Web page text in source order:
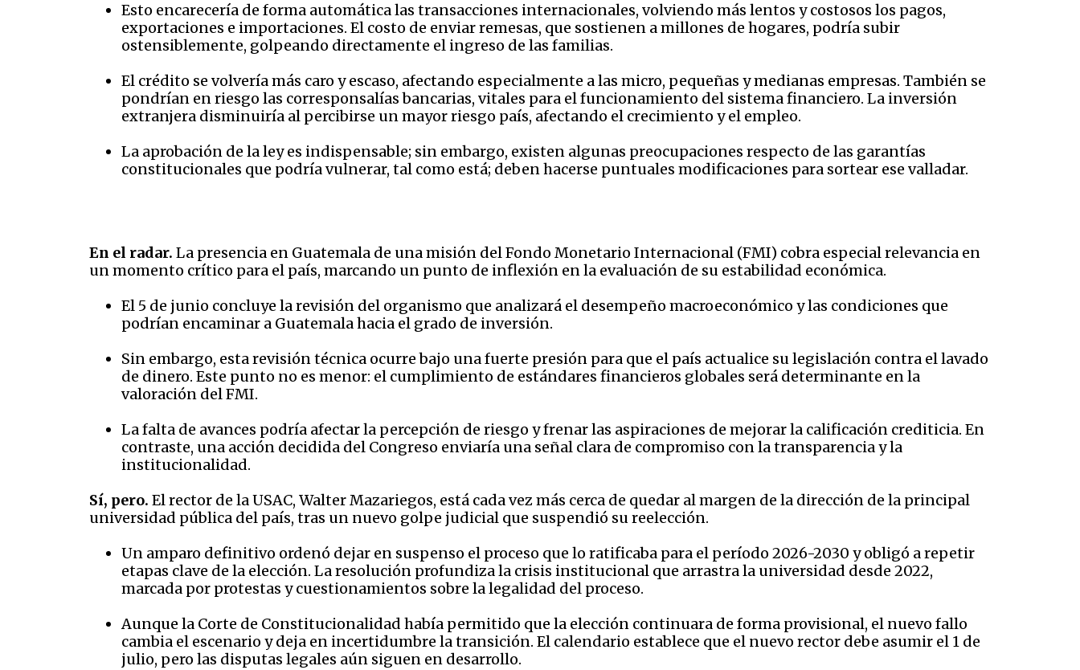
Esto encarecería de forma automática las transacciones internacionales, volviendo más lentos y costosos los pagos,
exportaciones e importaciones. El costo de enviar remesas, que sostienen a millones de hogares, podría subir
ostensiblemente, golpeando directamente el ingreso de las familias.
El crédito se volvería más caro y escaso, afectando especialmente a las micro, pequeñas y medianas empresas. También se
pondrían en riesgo las corresponsalías bancarias, vitales para el funcionamiento del sistema financiero. La inversión
extranjera disminuiría al percibirse un mayor riesgo país, afectando el crecimiento y el empleo.
La aprobación de la ley es indispensable; sin embargo, existen algunas preocupaciones respecto de las garantías
constitucionales que podría vulnerar, tal como está; deben hacerse puntuales modificaciones para sortear ese valladar.
En el radar. La presencia en Guatemala de una misión del Fondo Monetario Internacional (FMI) cobra especial relevancia en
un momento crítico para el país, marcando un punto de inflexión en la evaluación de su estabilidad económica.
El 5 de junio concluye la revisión del organismo que analizará el desempeño macroeconómico y las condiciones que
podrían encaminar a Guatemala hacia el grado de inversión.
Sin embargo, esta revisión técnica ocurre bajo una fuerte presión para que el país actualice su legislación contra el lavado
de dinero. Este punto no es menor: el cumplimiento de estándares financieros globales será determinante en la
valoración del FMI.
La falta de avances podría afectar la percepción de riesgo y frenar las aspiraciones de mejorar la calificación crediticia. En
contraste, una acción decidida del Congreso enviaría una señal clara de compromiso con la transparencia y la
institucionalidad.
Sí, pero. El rector de la USAC, Walter Mazariegos, está cada vez más cerca de quedar al margen de la dirección de la principal
universidad pública del país, tras un nuevo golpe judicial que suspendió su reelección.
Un amparo definitivo ordenó dejar en suspenso el proceso que lo ratificaba para el período 2026-2030 y obligó a repetir
etapas clave de la elección. La resolución profundiza la crisis institucional que arrastra la universidad desde 2022,
marcada por protestas y cuestionamientos sobre la legalidad del proceso.
Aunque la Corte de Constitucionalidad había permitido que la elección continuara de forma provisional, el nuevo fallo
cambia el escenario y deja en incertidumbre la transición. El calendario establece que el nuevo rector debe asumir el 1 de
julio, pero las disputas legales aún siguen en desarrollo.